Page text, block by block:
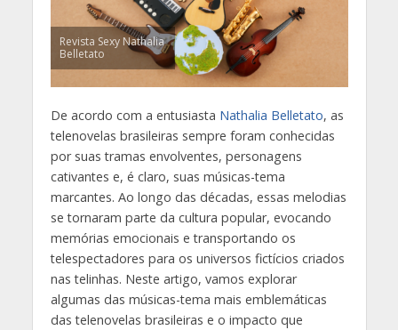
Revista Sexy Nathalia
Belletato
De acordo com a entusiasta Nathalia Belletato, as
telenovelas brasileiras sempre foram conhecidas
por suas tramas envolventes, personagens
cativantes e, é claro, suas músicas-tema
marcantes. Ao longo das décadas, essas melodias
se tornaram parte da cultura popular, evocando
memórias emocionais e transportando os
telespectadores para os universos fictícios criados
nas telinhas. Neste artigo, vamos explorar
algumas das músicas-tema mais emblemáticas
das telenovelas brasileiras e o impacto que